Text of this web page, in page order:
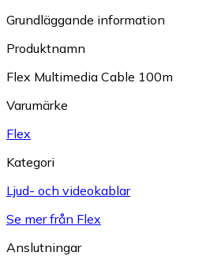
Grundläggande information
Produktnamn
Flex Multimedia Cable 100m
Varumärke
Flex
Kategori
Ljud- och videokablar
Se mer från Flex
Anslutningar